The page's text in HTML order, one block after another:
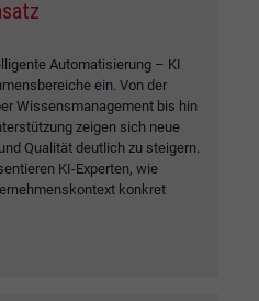
Automatisierung – KI
ein. Von der
Wissensmanagement bis hin
zeigen sich neue
Qualität deutlich zu steigern.
KI-Experten, wie
konkret